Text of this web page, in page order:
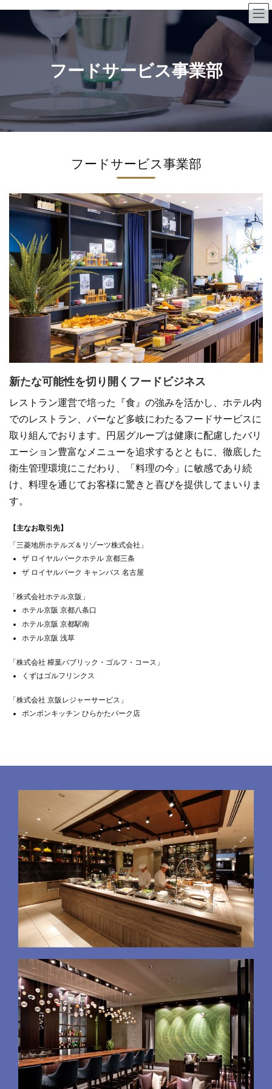
content
Navigation
フードサービス事業部
フードサービス事業部
新たな可能性を切り開くフードビジネス
レストラン運営で培った『食』の強みを活かし、ホテル内
でのレストラン、バーなど多岐にわたるフードサービスに
取り組んでおります。円居グループは健康に配慮したバリ
エーション豊富なメニューを追求するとともに、徹底した
衛生管理環境にこだわり、「料理の今」に敏感であり続
け、料理を通じてお客様に驚きと喜びを提供してまいりま
す。
【主なお取引先】
「三菱地所ホテルズ＆リゾーツ株式会社」
ザ ロイヤルパークホテル 京都三条
ザ ロイヤルパーク キャンバス 名古屋
「株式会社ホテル京阪」
ホテル京阪 京都八条口
ホテル京阪 京都駅南
ホテル京阪 浅草
「株式会社 樟葉パブリック・ゴルフ・コース」
くずはゴルフリンクス
「株式会社 京阪レジャーサービス」
ボンボンキッチン ひらかたパーク店